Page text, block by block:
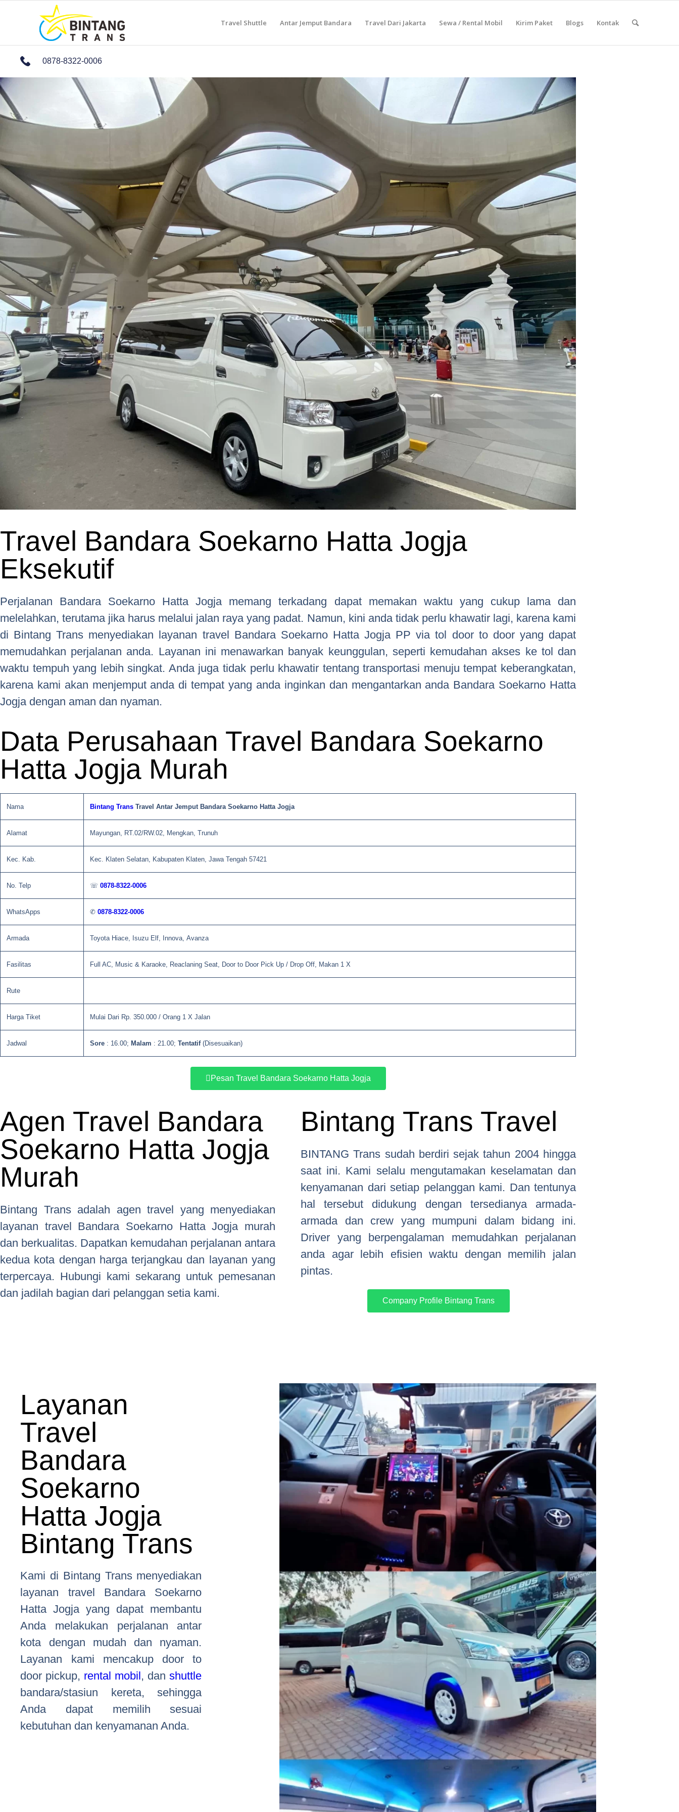
Travel Shuttle Antar Jemput Bandara Travel Dari Jakarta Sewa / Rental Mobil Kirim Paket Blogs Kontak
0878-8322-0006
Travel Bandara Soekarno Hatta Jogja
Eksekutif
Perjalanan Bandara Soekarno Hatta Jogja memang terkadang dapat memakan waktu yang cukup lama dan
melelahkan, terutama jika harus melalui jalan raya yang padat. Namun, kini anda tidak perlu khawatir lagi, karena kami
di Bintang Trans menyediakan layanan travel Bandara Soekarno Hatta Jogja PP via tol door to door yang dapat
memudahkan perjalanan anda. Layanan ini menawarkan banyak keunggulan, seperti kemudahan akses ke tol dan
waktu tempuh yang lebih singkat. Anda juga tidak perlu khawatir tentang transportasi menuju tempat keberangkatan,
karena kami akan menjemput anda di tempat yang anda inginkan dan mengantarkan anda Bandara Soekarno Hatta
Jogja dengan aman dan nyaman.
Data Perusahaan Travel Bandara Soekarno
Hatta Jogja Murah
Nama Bintang Trans Travel Antar Jemput Bandara Soekarno Hatta Jogja
Alamat Mayungan, RT.02/RW.02, Mengkan, Trunuh
Kec. Kab. Kec. Klaten Selatan, Kabupaten Klaten, Jawa Tengah 57421
No. Telp ☏ 0878-8322-0006
WhatsApps ✆ 0878-8322-0006
Armada Toyota Hiace, Isuzu Elf, Innova, Avanza
Fasilitas Full AC, Music & Karaoke, Reaclaning Seat, Door to Door Pick Up / Drop Off, Makan 1 X
Rute
Harga Tiket Mulai Dari Rp. 350.000 / Orang 1 X Jalan
Jadwal Sore : 16.00; Malam : 21.00; Tentatif (Disesuaikan)
Pesan Travel Bandara Soekarno Hatta Jogja
Agen Travel Bandara
Soekarno Hatta Jogja
Murah
Bintang Trans adalah agen travel yang menyediakan
layanan travel Bandara Soekarno Hatta Jogja murah
dan berkualitas. Dapatkan kemudahan perjalanan antara
kedua kota dengan harga terjangkau dan layanan yang
terpercaya. Hubungi kami sekarang untuk pemesanan
dan jadilah bagian dari pelanggan setia kami.
Bintang Trans Travel
BINTANG Trans sudah berdiri sejak tahun 2004 hingga
saat ini. Kami selalu mengutamakan keselamatan dan
kenyamanan dari setiap pelanggan kami. Dan tentunya
hal tersebut didukung dengan tersedianya armada-
armada dan crew yang mumpuni dalam bidang ini.
Driver yang berpengalaman memudahkan perjalanan
anda agar lebih efisien waktu dengan memilih jalan
pintas.
Company Profile Bintang Trans
Layanan
Travel
Bandara
Soekarno
Hatta Jogja
Bintang Trans
Kami di Bintang Trans menyediakan
layanan travel Bandara Soekarno
Hatta Jogja yang dapat membantu
Anda melakukan perjalanan antar
kota dengan mudah dan nyaman.
Layanan kami mencakup door to
door pickup, rental mobil, danshuttle
bandara/stasiun kereta, sehingga
Anda dapat memilih sesuai
kebutuhan dan kenyamanan Anda.